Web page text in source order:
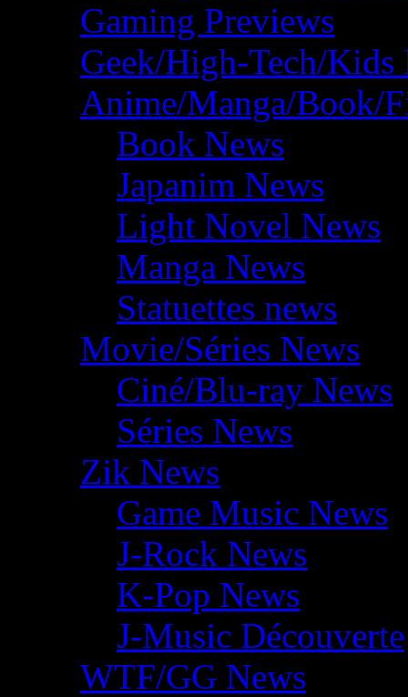
Gaming Previews
Geek/High-Tech/Kids
Anime/Manga/Book/
Book News
Japanim News
Light Novel News
Manga News
Statuettes news
Movie/Séries News
Ciné/Blu-ray News
Séries News
Zik News
Game Music News
J-Rock News
K-Pop News
J-Music Découverte
WTF/GG News